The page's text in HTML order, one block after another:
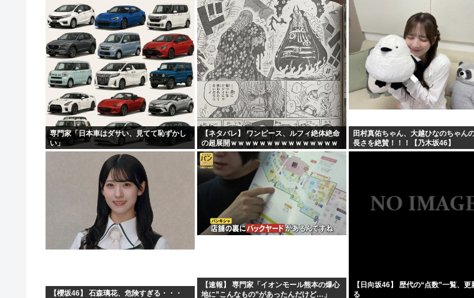
【悲報】ディズニーのおいなり巻（600円）、卑猥すぎて賛...
【驚愕】名作『無職転生』凄い事に気付いたwww『無職転生...
セカンドサマーウイカ、AVになってしまう…「このAV最高...
ワイの株式口座 爆損で逝く
海行ってきたで
中国企業Zbtlink製のルーター20機種にバックドア…...
実は女に勘違いされている男のオ●ニー挙げてけ
【悲報】ヤニねこ、BPOで問題視されるwww
【画像】カ
韓国人「日本
宮崎駿「声優
なんかおもろ
バンダイナム
財務省のエー
韓国人「地震
山本五十六「
専門家「日本車はダサい、見てて恥ずかし
い」
【ネタバレ】 ワンピース、ルフィ絶体絶命
の超展開ｗｗｗｗｗｗｗｗｗｗｗｗｗｗｗ
ｗｗｗｗｗｗｗｗｗｗｗｗｗｗｗｗｗｗｗ
ｗｗｗｗｗｗｗｗｗｗｗ...
田村真佑ちゃん、大越ひなのちゃん
長さを絶賛！！！【乃木坂46】
【櫻坂46】 石森璃花、危険すぎる・・・
【速報】 専門家「イオンモール熊本の爆心
地に”こんなもの”があったんだけど…」
【日向坂46】 歴代の“点数”一覧、更
る